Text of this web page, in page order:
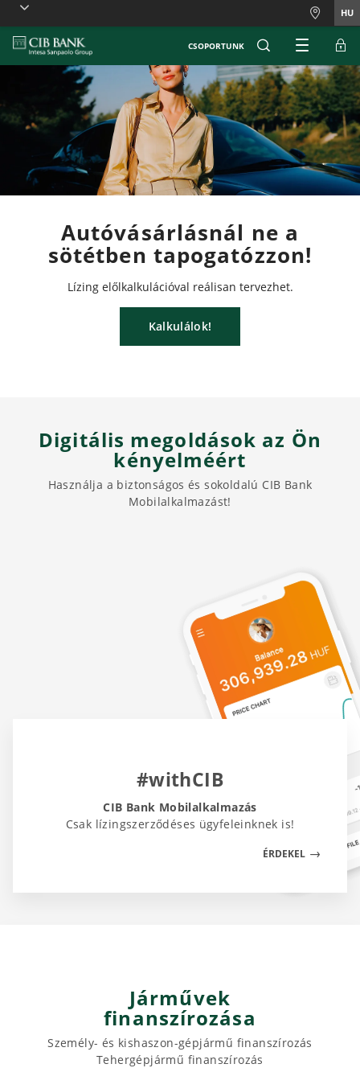
Skiplinks HU
CSOPORTUNK
Autóvásárlásnál ne a
sötétben tapogatózzon!
Lízing előlkalkulációval reálisan tervezhet.
Kalkulálok!
Digitális megoldások az Ön
kényelméért
Használja a biztonságos és sokoldalú CIB Bank
Mobilalkalmazást!
#withCIB
CIB Bank Mobilalkalmazás
Csak lízingszerződéses ügyfeleinknek is!
ÉRDEKEL
Járművek
finanszírozása
Személy- és kishaszon-gépjármű finanszírozás
Tehergépjármű finanszírozás